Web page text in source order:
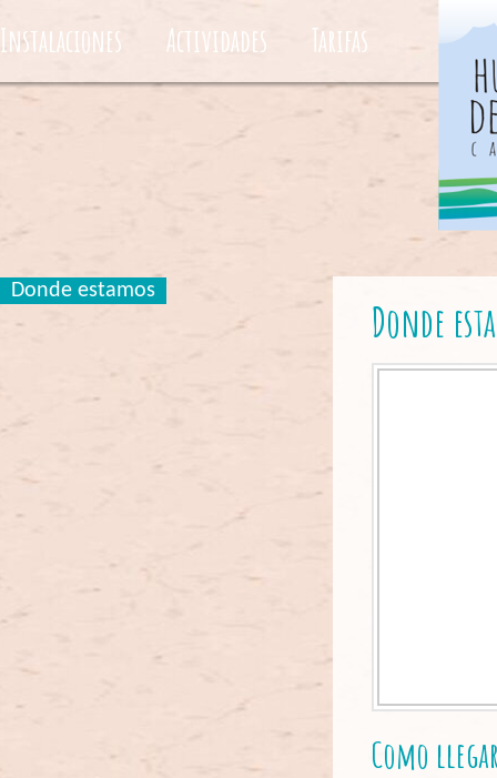
Instalaciones Actividades Tarifas
Donde estamos
Donde
Como